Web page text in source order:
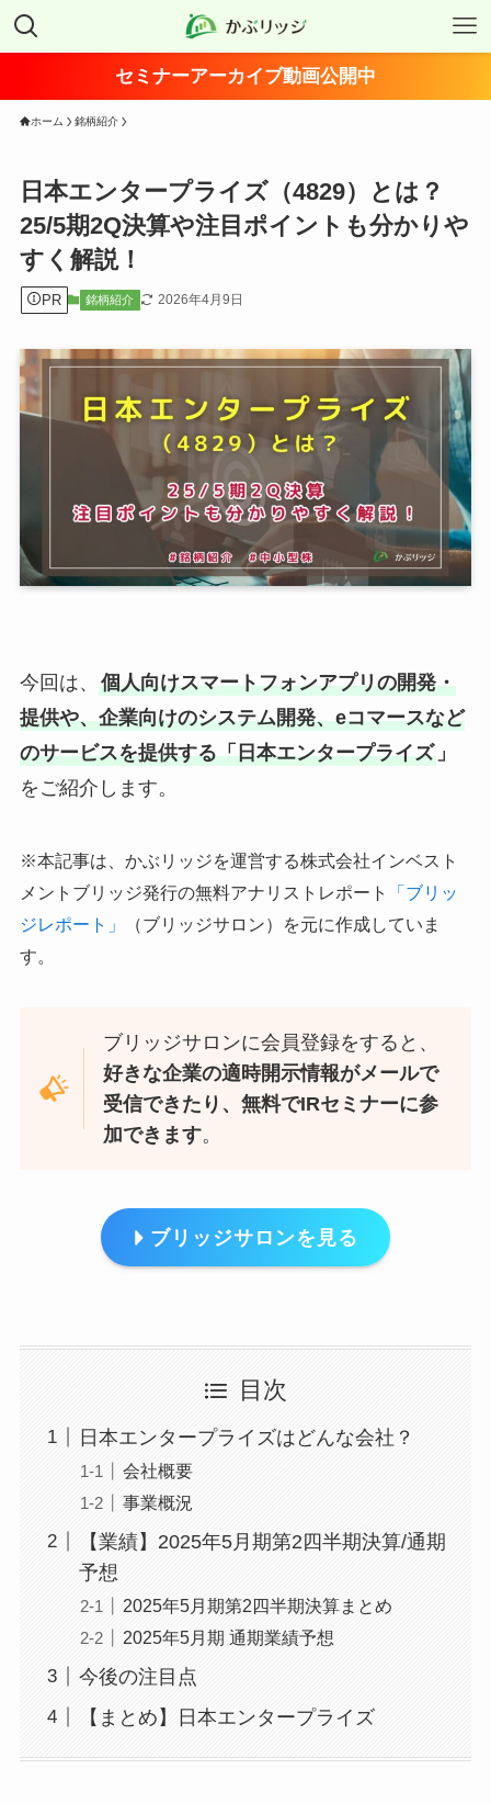
セミナーアーカイブ動画公開中
ホーム 銘柄紹介
日本エンタープライズ（4829）とは？
25/5期2Q決算や注目ポイントも分かりや
すく解説！
PR 銘柄紹介 2026年4月9日
今回は、 個人向けスマートフォンアプリの開発・
提供や、企業向けのシステム開発、eコマースなど
のサービスを提供する「日本エンタープライズ」
をご紹介します。
※本記事は、かぶリッジを運営する株式会社インベスト
メントブリッジ発行の無料アナリストレポート
「ブリッ
ジレポート」
（ブリッジサロン）を元に作成していま
す。
ブリッジサロンに会員登録をすると、
好きな企業の適時開示情報がメールで
受信できたり、無料でIRセミナーに参
加できます。
ブリッジサロンを見る
目次
日本エンタープライズはどんな会社？
会社概要
事業概況
【業績】2025年5月期第2四半期決算/通期
予想
2025年5月期第2四半期決算まとめ
2025年5月期 通期業績予想
今後の注目点
【まとめ】日本エンタープライズ